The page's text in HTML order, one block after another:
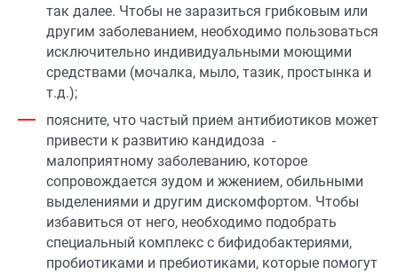
так далее. Чтобы не заразиться грибковым или
другим заболеванием, необходимо пользоваться
исключительно индивидуальными моющими
средствами (мочалка, мыло, тазик, простынка и
т.д.);
поясните, что частый прием антибиотиков может
привести к развитию кандидоза -
малоприятному заболеванию, которое
сопровождается зудом и жжением, обильными
выделениями и другим дискомфортом. Чтобы
избавиться от него, необходимо подобрать
специальный комплекс с бифидобактериями,
пробиотиками и пребиотиками, которые помогут